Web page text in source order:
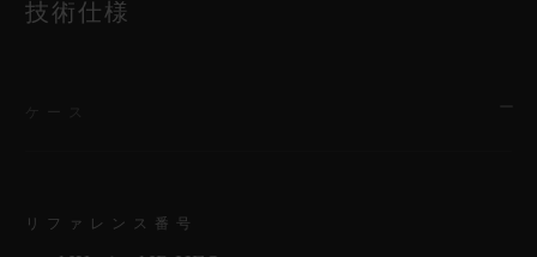
技術仕様
リファレンス番号